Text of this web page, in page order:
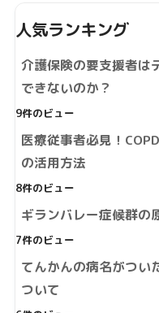
人気ランキング
介護保険の要支援者は
できないのか？
9件のビュー
医療従事者必見！
の活用方法
8件のビュー
ギランバレー症候群の
7件のビュー
てんかんの病名がつい
ついて